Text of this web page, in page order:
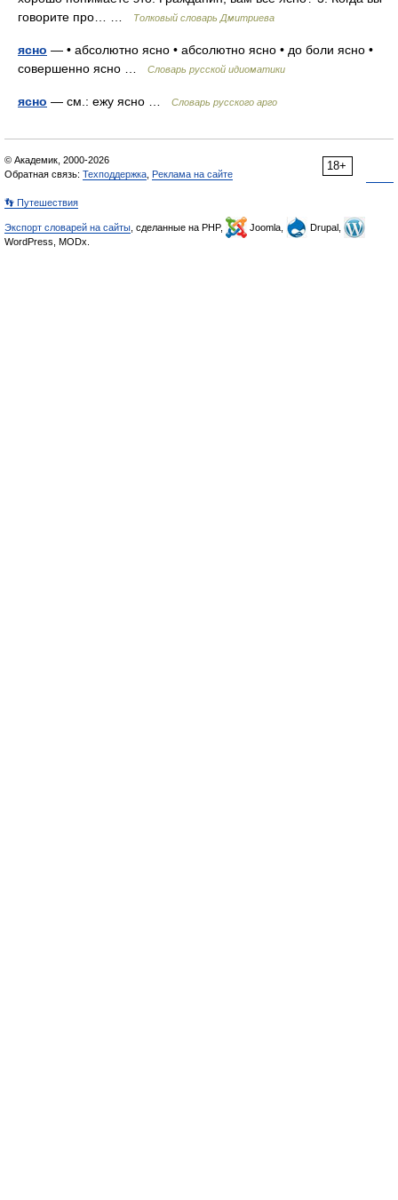
говорите про… …
Толковый словарь Дмитриева
ясно — • абсолютно ясно • абсолютно ясно • до боли ясно •
совершенно ясно …
Словарь русской идиоматики
ясно — см.: ежу ясно … Словарь русского арго
18+
© Академик, 2000-2026
Обратная связь: Техподдержка Реклама на сайте
👣 Путешествия
Экспорт словарей на сайты , сделанные на PHP, Joomla,
Drupal,
WordPress, MODx.